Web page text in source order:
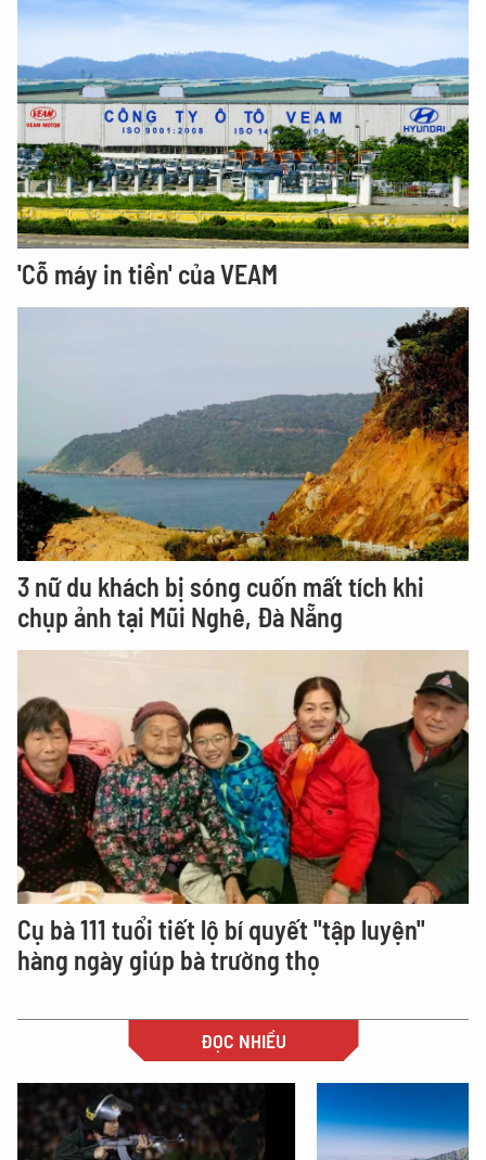
'Cỗ máy in tiền' của VEAM
3 nữ du khách bị sóng cuốn mất tích khi
chụp ảnh tại Mũi Nghê, Đà Nẵng
Cụ bà 111 tuổi tiết lộ bí quyết "tập luyện"
hàng ngày giúp bà trường thọ
ĐỌC NHIỀU